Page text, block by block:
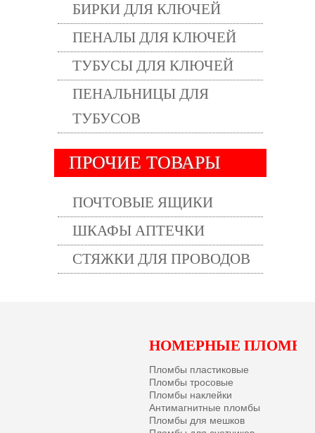
БИРКИ ДЛЯ КЛЮЧЕЙ
ПЕНАЛЫ ДЛЯ КЛЮЧЕЙ
ТУБУСЫ ДЛЯ КЛЮЧЕЙ
ПЕНАЛЬНИЦЫ ДЛЯ
ТУБУСОВ
ПРОЧИЕ ТОВАРЫ
ПОЧТОВЫЕ ЯЩИКИ
ШКАФЫ АПТЕЧКИ
СТЯЖКИ ДЛЯ ПРОВОДОВ
НОМЕРНЫЕ ПЛОМБЫ
Пломбы пластиковые
Пломбы тросовые
Пломбы наклейки
Антимагнитные пломбы
Пломбы для мешков